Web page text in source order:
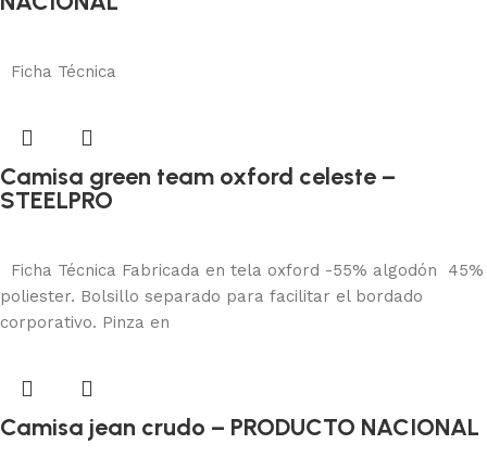
Ficha Técnica
Camisa green team oxford celeste –
STEELPRO
Ficha Técnica Fabricada en tela oxford -55% algodón 45%
poliester. Bolsillo separado para facilitar el bordado
corporativo. Pinza en
Camisa jean crudo – PRODUCTO NACIONAL
Protección corporal